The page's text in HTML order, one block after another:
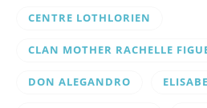
CENTRE LOTHLORIEN
CLAN MOTHER RACHELLE
DON ALEGANDRO